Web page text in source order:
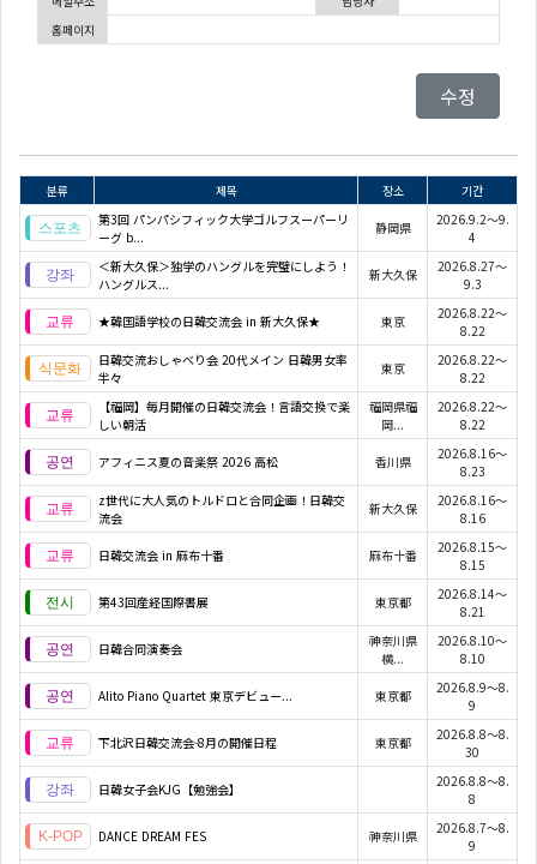
홈페이지
수정
분류 제목 장소
기간
第3回 パンパシフィック大学ゴルフスーパーリ
ーグ b...
静岡県
2026.9.2～9.
4
＜新大久保＞独学のハングルを完璧にしよう！
ハングルス...
新大久保
2026.8.27～
9.3
★韓国語学校の日韓交流会 in 新大久保★ 東京
2026.8.22～
8.22
日韓交流おしゃべり会 20代メイン 日韓男女率
半々
東京
2026.8.22～
8.22
【福岡】毎月開催の日韓交流会！言語交換で楽
しい朝活
福岡県福
岡...
2026.8.22～
8.22
アフィニス夏の音楽祭 2026 高松 香川県
2026.8.16～
8.23
z世代に大人気のトルドロと合同企画！日韓交
流会
新大久保
2026.8.16～
8.16
日韓交流会 in 麻布十番 麻布十番
2026.8.15～
8.15
第43回産経国際書展 東京都
2026.8.14～
8.21
日韓合同演奏会
神奈川県
横...
2026.8.10～
8.10
Alito Piano Quartet 東京デビュー... 東京都
2026.8.9～8.
9
下北沢日韓交流会-8月の開催日程 東京都
2026.8.8～8.
30
日韓女子会KJG【勉強会】
2026.8.8～8.
8
DANCE DREAM FES 神奈川県
2026.8.7～8.
9